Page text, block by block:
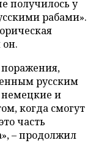
получилось у
рабами».
он.
поражения,
русским
немецкие и
когда смогут
часть
– продолжил